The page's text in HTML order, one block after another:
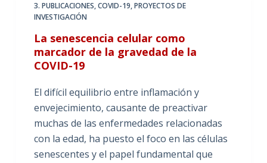
3. PUBLICACIONES,COVID-19,PROYECTOS DE
INVESTIGACIÓN
La senescencia celular como
marcador de la gravedad de la
COVID-19
El difícil equilibrio entre inflamación y
envejecimiento, causante de preactivar
muchas de las enfermedades relacionadas
con la edad, ha puesto el foco en las células
senescentes y el papel fundamental que